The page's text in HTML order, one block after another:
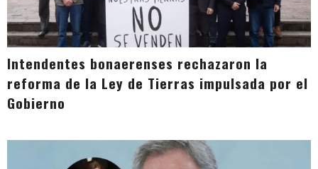
Intendentes bonaerenses rechazaron la
reforma de la Ley de Tierras impulsada por el
Gobierno